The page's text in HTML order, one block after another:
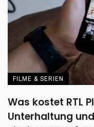
FILME & SERIEN
Was kostet RTL
Unterhaltung